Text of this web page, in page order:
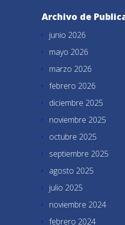
Archivo de
junio 2026
mayo 2026
marzo 2026
febrero 2026
diciembre 2025
noviembre 2025
octubre 2025
septiembre 2025
agosto 2025
julio 2025
noviembre 2024
febrero 2024